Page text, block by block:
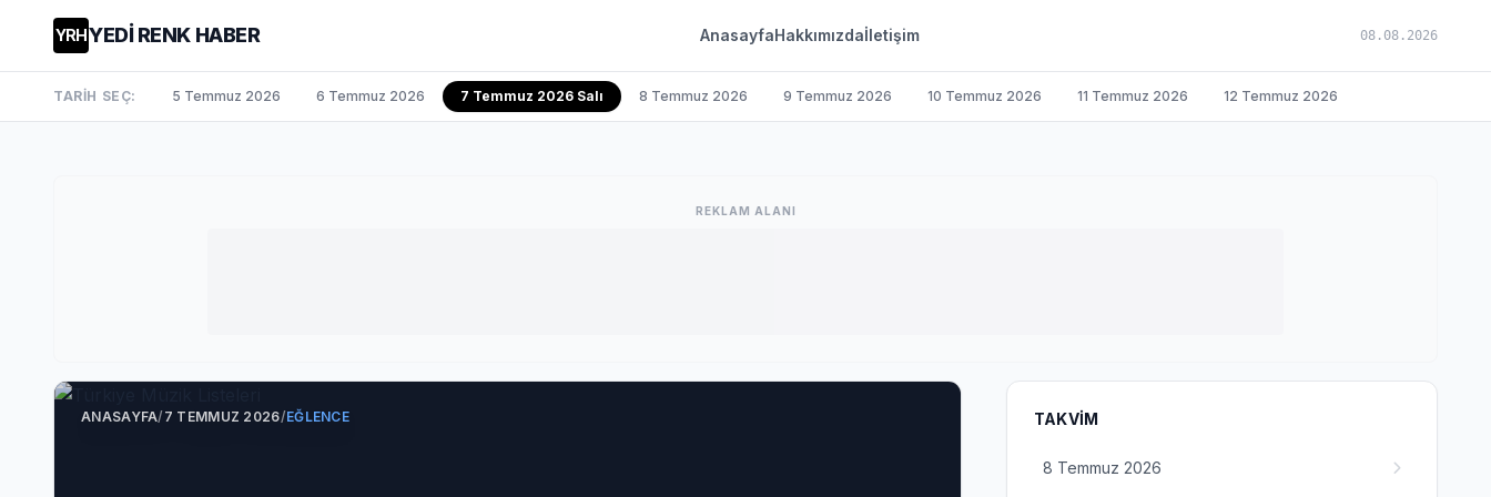
YRHYEDİ RENK HABER AnasayfaHakkımızdaİletişim 08.08.2026
TARİH SEÇ: 5 Temmuz 2026 6 Temmuz 2026 7 Temmuz 2026 Salı 8 Temmuz 2026 9 Temmuz 2026 10 Temmuz 2026 11 Temmuz 2026 12 Temmuz 2026
REKLAM ALANI
ANASAYFA/7 TEMMUZ 2026/EĞLENCE TAKVIM
8 Temmuz 2026